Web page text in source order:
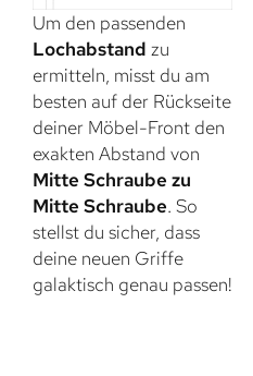
Um den passenden
Lochabstand zu
ermitteln, misst du am
besten auf der Rückseite
deiner Möbel-Front den
exakten Abstand von
Mitte Schraube zu
Mitte Schraube. So
stellst du sicher, dass
deine neuen Griffe
galaktisch genau passen!